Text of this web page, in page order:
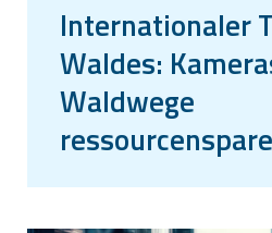
Internationaler
Waldes:
Waldwege
zu halten